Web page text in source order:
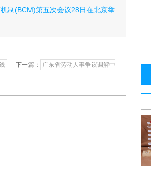
制(BCM)第五次会议28日在北京举
下一篇： 广东省劳动人事争议调解中